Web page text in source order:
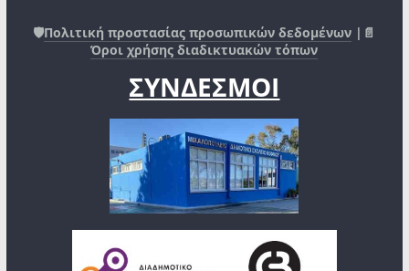
🛡️Πολιτική προστασίας προσωπικών δεδομένων |📄
Όροι χρήσης διαδικτυακών τόπων
ΣΥΝΔΕΣΜΟΙ